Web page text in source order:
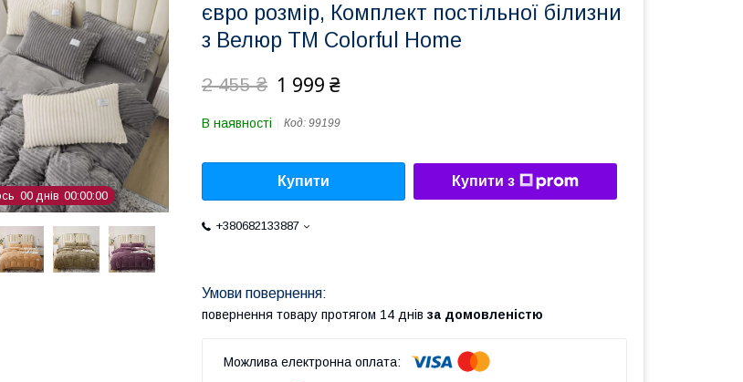
00 днів 00 00 00
євро розмір, Комплект постільної білизни
з Велюр ТМ Colorful Home
2 455 ₴ 1 999 ₴
В наявності Код: 99199
Купити Купити з
+380682133887
повернення товару протягом 14 днів за домовленістю